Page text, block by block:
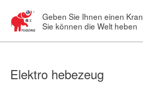
Geben Sie Ihnen einen Kran
Sie können die Welt heben
Elektro hebezeug